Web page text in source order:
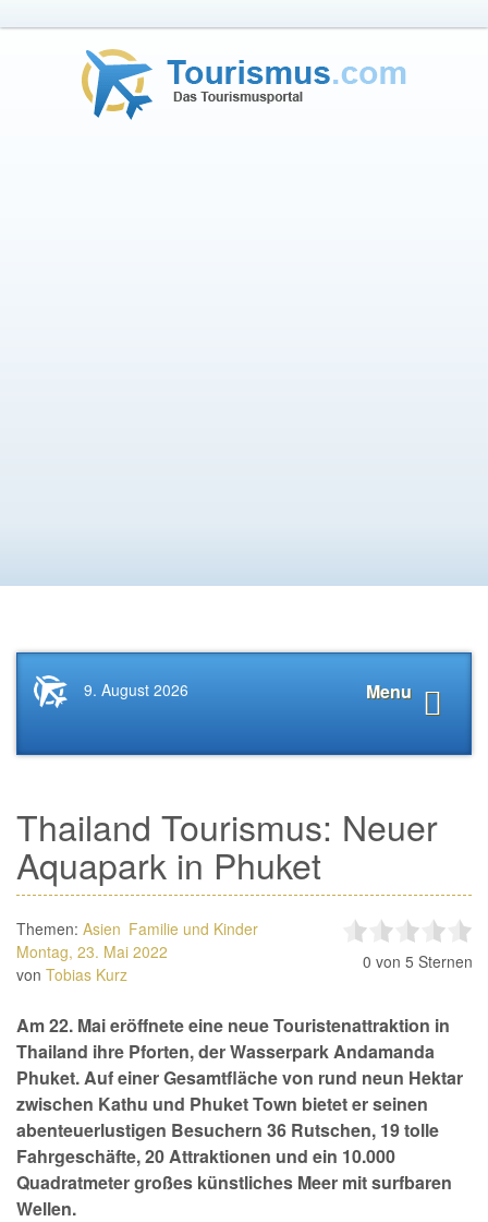
Startseite
News.Tourismus.com
Menu
9. August 2026
Thailand Tourismus: Neuer
Aquapark in Phuket
Themen: Asien Familie und Kinder
Montag, 23. Mai 2022
von Tobias Kurz
0 von 5 Sternen
Am 22. Mai eröffnete eine neue Touristenattraktion in
Thailand ihre Pforten, der Wasserpark Andamanda
Phuket. Auf einer Gesamtfläche von rund neun Hektar
zwischen Kathu und Phuket Town bietet er seinen
abenteuerlustigen Besuchern 36 Rutschen, 19 tolle
Fahrgeschäfte, 20 Attraktionen und ein 10.000
Quadratmeter großes künstliches Meer mit surfbaren
Wellen.